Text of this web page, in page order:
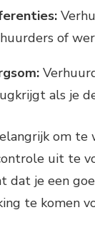
of
als je
om te
uit te
dat je een
te komen